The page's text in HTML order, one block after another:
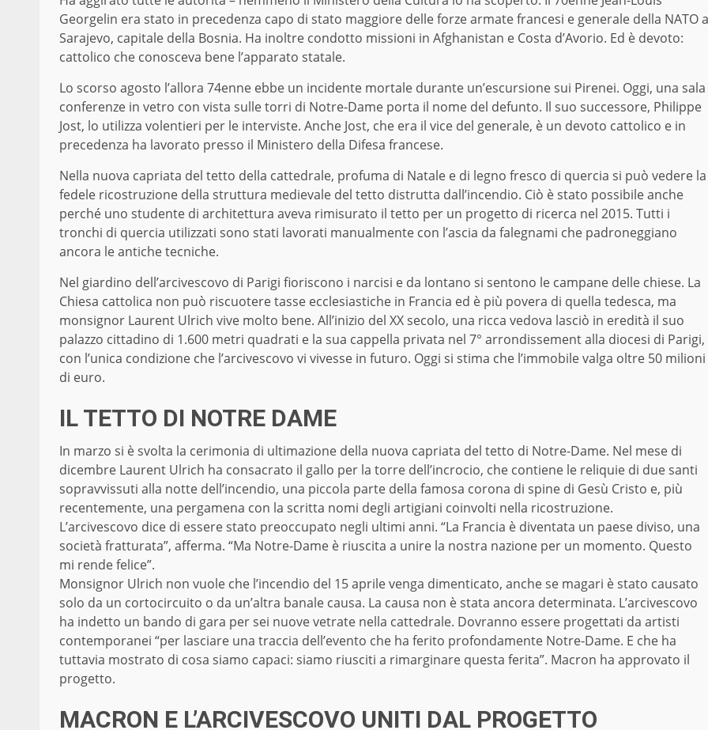
Georgelin era stato in precedenza capo di stato maggiore delle forze armate francesi e generale della NATO a
Sarajevo, capitale della Bosnia. Ha inoltre condotto missioni in Afghanistan e Costa d’Avorio. Ed è devoto:
cattolico che conosceva bene l’apparato statale.
Lo scorso agosto l’allora 74enne ebbe un incidente mortale durante un’escursione sui Pirenei. Oggi, una sala
conferenze in vetro con vista sulle torri di Notre-Dame porta il nome del defunto. Il suo successore, Philippe
Jost, lo utilizza volentieri per le interviste. Anche Jost, che era il vice del generale, è un devoto cattolico e in
precedenza ha lavorato presso il Ministero della Difesa francese.
Nella nuova capriata del tetto della cattedrale, profuma di Natale e di legno fresco di quercia si può vedere la
fedele ricostruzione della struttura medievale del tetto distrutta dall’incendio. Ciò è stato possibile anche
perché uno studente di architettura aveva rimisurato il tetto per un progetto di ricerca nel 2015. Tutti i
tronchi di quercia utilizzati sono stati lavorati manualmente con l’ascia da falegnami che padroneggiano
ancora le antiche tecniche.
Nel giardino dell’arcivescovo di Parigi fioriscono i narcisi e da lontano si sentono le campane delle chiese. La
Chiesa cattolica non può riscuotere tasse ecclesiastiche in Francia ed è più povera di quella tedesca, ma
monsignor Laurent Ulrich vive molto bene. All’inizio del XX secolo, una ricca vedova lasciò in eredità il suo
palazzo cittadino di 1.600 metri quadrati e la sua cappella privata nel 7° arrondissement alla diocesi di Parigi,
con l’unica condizione che l’arcivescovo vi vivesse in futuro. Oggi si stima che l’immobile valga oltre 50 milioni
di euro.
IL TETTO DI NOTRE DAME
In marzo si è svolta la cerimonia di ultimazione della nuova capriata del tetto di Notre-Dame. Nel mese di
dicembre Laurent Ulrich ha consacrato il gallo per la torre dell’incrocio, che contiene le reliquie di due santi
sopravvissuti alla notte dell’incendio, una piccola parte della famosa corona di spine di Gesù Cristo e, più
recentemente, una pergamena con la scritta nomi degli artigiani coinvolti nella ricostruzione.
L’arcivescovo dice di essere stato preoccupato negli ultimi anni. “La Francia è diventata un paese diviso, una
società fratturata”, afferma. “Ma Notre-Dame è riuscita a unire la nostra nazione per un momento. Questo
mi rende felice”.
Monsignor Ulrich non vuole che l’incendio del 15 aprile venga dimenticato, anche se magari è stato causato
solo da un cortocircuito o da un’altra banale causa. La causa non è stata ancora determinata. L’arcivescovo
ha indetto un bando di gara per sei nuove vetrate nella cattedrale. Dovranno essere progettati da artisti
contemporanei “per lasciare una traccia dell’evento che ha ferito profondamente Notre-Dame. E che ha
tuttavia mostrato di cosa siamo capaci: siamo riusciti a rimarginare questa ferita”. Macron ha approvato il
progetto.
MACRON E L’ARCIVESCOVO UNITI DAL PROGETTO